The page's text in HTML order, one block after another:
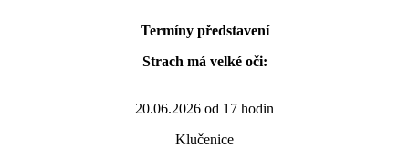
Termíny představení
Strach má velké oči:
20.06.2026 od 17 hodin
Klučenice